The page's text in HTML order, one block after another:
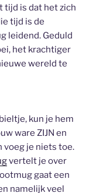
tijd is dat het zich
tijd is de
leidend. Geduld
het krachtiger
wereld te
kun je hem
ware ZIJN en
voeg je niets toe.
vertelt je over
gaat een
namelijk veel